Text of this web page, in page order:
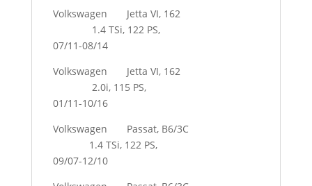
Volkswagen Jetta VI, 162
1.4 TSi, 122 PS,
07/11-08/14
Volkswagen Jetta VI, 162
2.0i, 115 PS,
01/11-10/16
Volkswagen Passat, B6/3C
1.4 TSi, 122 PS,
09/07-12/10